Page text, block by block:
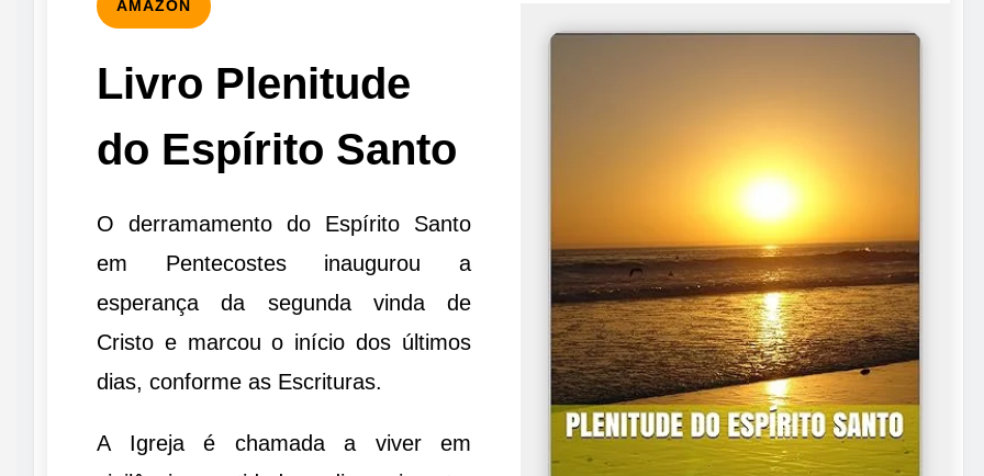
AMAZON
Livro Plenitude
do Espírito Santo
O derramamento do Espírito Santo
em Pentecostes inaugurou a
esperança da segunda vinda de
Cristo e marcou o início dos últimos
dias, conforme as Escrituras.
A Igreja é chamada a viver em